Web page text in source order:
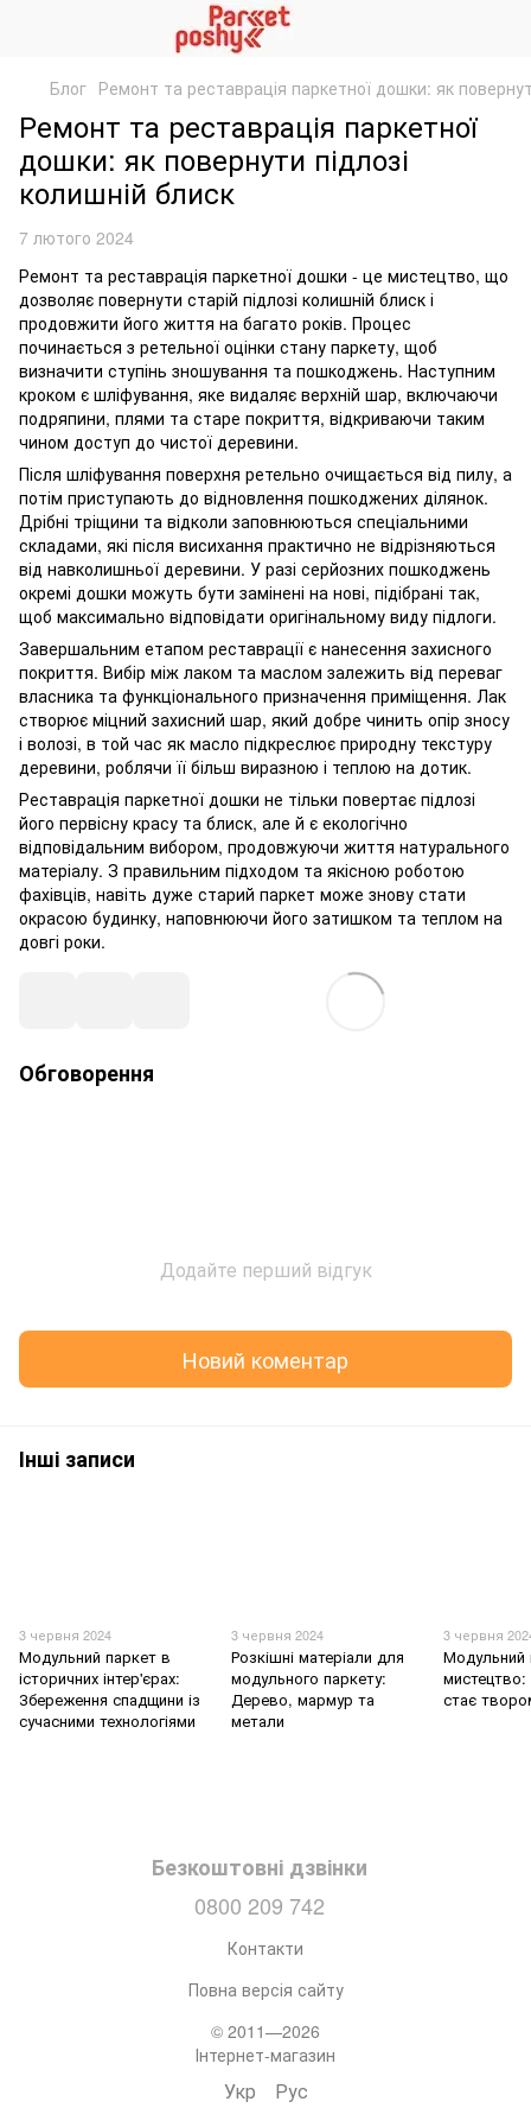
Блог Ремонт та реставрація паркетної дошки: як
Ремонт та реставрація паркетної
дошки: як повернути підлозі
колишній блиск
7 лютого 2024
Ремонт та реставрація паркетної дошки - це мистецтво, що
дозволяє повернути старій підлозі колишній блиск і
продовжити його життя на багато років. Процес
починається з ретельної оцінки стану паркету, щоб
визначити ступінь зношування та пошкоджень. Наступним
кроком є шліфування, яке видаляє верхній шар, включаючи
подряпини, плями та старе покриття, відкриваючи таким
чином доступ до чистої деревини.
Після шліфування поверхня ретельно очищається від пилу, а
потім приступають до відновлення пошкоджених ділянок.
Дрібні тріщини та відколи заповнюються спеціальними
складами, які після висихання практично не відрізняються
від навколишньої деревини. У разі серйозних пошкоджень
окремі дошки можуть бути замінені на нові, підібрані так,
щоб максимально відповідати оригінальному виду підлоги.
Завершальним етапом реставрації є нанесення захисного
покриття. Вибір між лаком та маслом залежить від переваг
власника та функціонального призначення приміщення. Лак
створює міцний захисний шар, який добре чинить опір зносу
і волозі, в той час як масло підкреслює природну текстуру
деревини, роблячи її більш виразною і теплою на дотик.
Реставрація паркетної дошки не тільки повертає підлозі
його первісну красу та блиск, але й є екологічно
відповідальним вибором, продовжуючи життя натурального
матеріалу. З правильним підходом та якісною роботою
фахівців, навіть дуже старий паркет може знову стати
окрасою будинку, наповнюючи його затишком та теплом на
довгі роки.
Обговорення
Додайте перший відгук
Новий коментар
Інші записи
3 червня 2024
Модульний паркет в
історичних інтер'єрах:
Збереження спадщини із
сучасними технологіями
3 червня 2024
Розкішні матеріали для
модульного паркету:
Дерево, мармур та
метали
3 червня
Модульний
мистецтво:
стає
Безкоштовні дзвінки
0800 209 742
Контакти
Повна версія сайту
© 2011—2026
Інтернет-магазин
Укр Рус